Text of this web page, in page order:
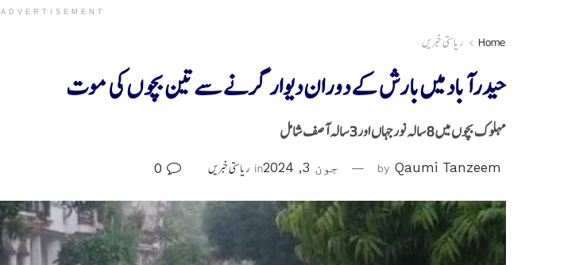
ADVERTISEMENT
Home ریاستی خبریں
حیدرآباد میں بارش کے دوران دیوار گرنے سے تین بچوں کی موت
مہلوک بچوں میں 8سالہ نورجہاں اور3سالہ آصف شامل
by Qaumi Tanzeem جون 3, 2024 in ریاستی خبریں